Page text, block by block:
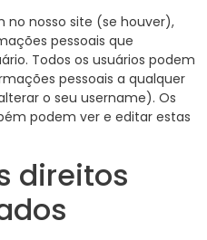
no nosso site (se houver),
pessoais que
Todos os usuários podem
pessoais a qualquer
o seu username). Os
podem ver e editar estas
direitos